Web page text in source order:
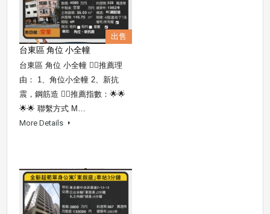
出售
台東區 角位 小全幢
台東區 角位 小全幢 👍🏼推薦理
由： 1、角位小全幢 2、新抗
震，鋼筋造 👍🏻推薦指數：🌟🌟
🌟🌟 聯繫方式 M…
More Details